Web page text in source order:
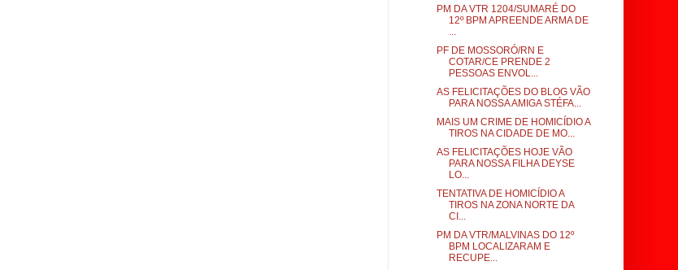
PM DA VTR 1204/SUMARÉ DO
12º BPM APREENDE ARMA DE
...
PF DE MOSSORÓ/RN E
COTAR/CE PRENDE 2
PESSOAS ENVOL...
AS FELICITAÇÕES DO BLOG VÃO
PARA NOSSA AMIGA STÉFA...
MAIS UM CRIME DE HOMICÍDIO A
TIROS NA CIDADE DE MO...
AS FELICITAÇÕES HOJE VÃO
PARA NOSSA FILHA DEYSE
LO...
TENTATIVA DE HOMICÍDIO A
TIROS NA ZONA NORTE DA
CI...
PM DA VTR/MALVINAS DO 12º
BPM LOCALIZARAM E
RECUPE...